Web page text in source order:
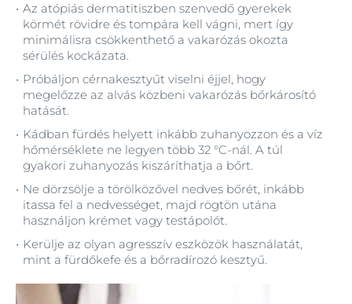
Az atópiás dermatitiszben szenvedő gyerekek
körmét rövidre és tompára kell vágni, mert így
minimálisra csökkenthető a vakarózás okozta
sérülés kockázata.
Próbáljon cérnakesztyűt viselni éjjel, hogy
megelőzze az alvás közbeni vakarózás bőrkárosító
hatását.
Kádban fürdés helyett inkább zuhanyozzon és a víz
hőmérséklete ne legyen több 32 °C-nál. A túl
gyakori zuhanyozás kiszáríthatja a bőrt.
Ne dörzsölje a törölközővel nedves bőrét, inkább
itassa fel a nedvességet, majd rögtön utána
használjon krémet vagy testápolót.
Kerülje az olyan agresszív eszközök használatát,
mint a fürdőkefe és a bőrradírozó kesztyű.